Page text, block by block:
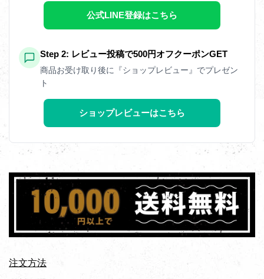
公式LINE登録はこちら
Step 2: レビュー投稿で500円オフクーポンGET
商品お受け取り後に『ショップレビュー』でプレゼン
ト
ショップレビューはこちら
注文方法